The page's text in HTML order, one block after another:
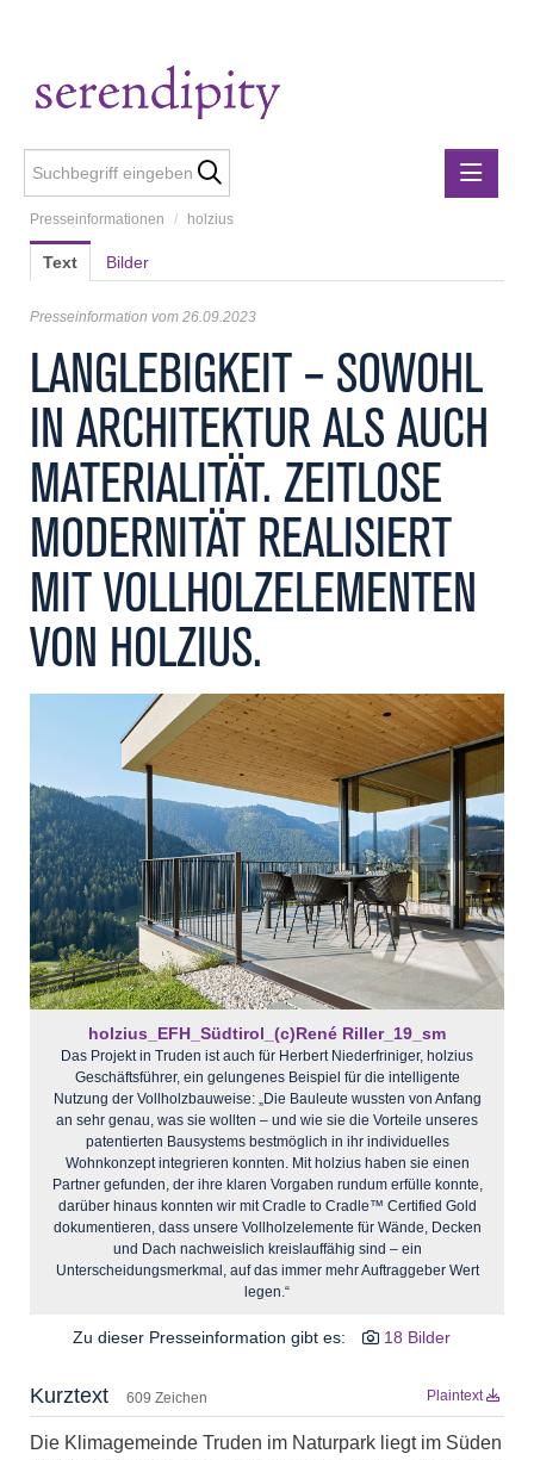
Presseinformationen
Lebensmittelgewerbe
holzius
Metalltechnische Industrie
Rubner
Rubner Haus
Wirtschaft Niederösterreich
Media
Kontakt
Presseinformationen / holzius
Text Bilder
Presseinformation vom 26.09.2023
LANGLEBIGKEIT – SOWOHL
IN ARCHITEKTUR ALS AUCH
MATERIALITÄT. ZEITLOSE
MODERNITÄT REALISIERT
MIT VOLLHOLZELEMENTEN
VON HOLZIUS.
holzius_EFH_Südtirol_(c)René Riller_19_sm
Das Projekt in Truden ist auch für Herbert Niederfriniger, holzius
Geschäftsführer, ein gelungenes Beispiel für die intelligente
Nutzung der Vollholzbauweise: „Die Bauleute wussten von Anfang
an sehr genau, was sie wollten – und wie sie die Vorteile unseres
patentierten Bausystems bestmöglich in ihr individuelles
Wohnkonzept integrieren konnten. Mit holzius haben sie einen
Partner gefunden, der ihre klaren Vorgaben rundum erfülle konnte,
darüber hinaus konnten wir mit Cradle to Cradle™ Certified Gold
dokumentieren, dass unsere Vollholzelemente für Wände, Decken
und Dach nachweislich kreislauffähig sind – ein
Unterscheidungsmerkmal, auf das immer mehr Auftraggeber Wert
legen.“
Zu dieser Presseinformation gibt es: 18 Bilder
Kurztext 609 Zeichen Plaintext
Die Klimagemeinde Truden im Naturpark liegt im Süden